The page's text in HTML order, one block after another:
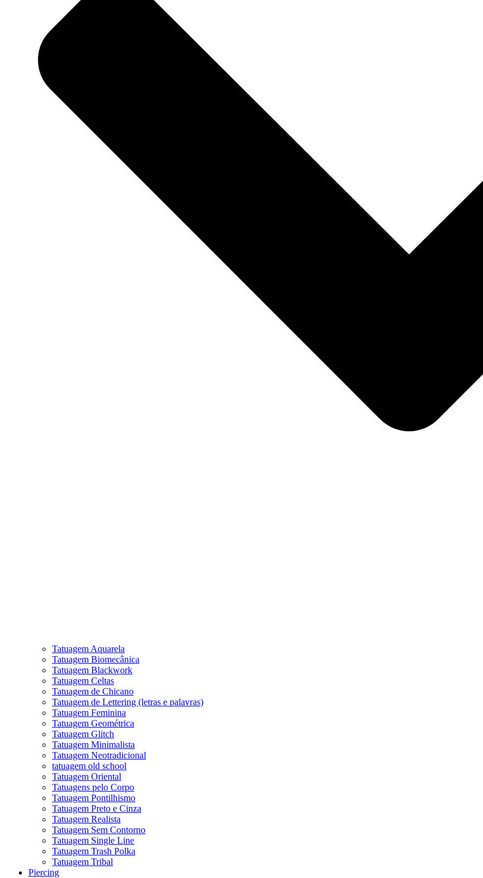
Tatuagem Aquarela
Tatuagem Biomecânica
Tatuagem Blackwork
Tatuagem Celtas
Tatuagem de Chicano
Tatuagem de Lettering (letras e palavras)
Tatuagem Feminina
Tatuagem Geométrica
Tatuagem Glitch
Tatuagem Minimalista
Tatuagem Neotradicional
tatuagem old school
Tatuagem Oriental
Tatuagens pelo Corpo
Tatuagem Pontilhismo
Tatuagem Preto e Cinza
Tatuagem Realista
Tatuagem Sem Contorno
Tatuagem Single Line
Tatuagem Trash Polka
Tatuagem Tribal
Piercing